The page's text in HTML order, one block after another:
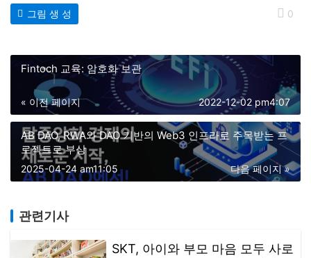
0
그림 생 성
Fintoch 교육: 암호화 보관
« 이전 페이지 2022-12-02 pm4:07
AB DAO, RWA와 DAO 기반의 Web3 인프라로 주목받는 프
로젝트로 부상
다음 페이지 »
2025-04-24 am11:05
관련기사
SKT, 아이와 부모 마음 모두 사로